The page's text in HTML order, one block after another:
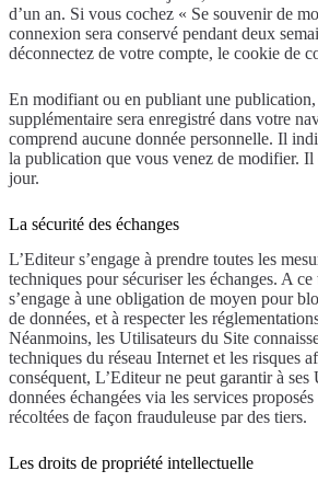
d’un an. Si vous cochez « Se souvenir de
connexion sera conservé pendant deux
déconnectez de votre compte, le cookie de
En modifiant ou en publiant une
supplémentaire sera enregistré dans votre
comprend aucune donnée personnelle. Il
la publication que vous venez de modifier. Il
jour.
La sécurité des échanges
L’Editeur s’engage à prendre toutes les
techniques pour sécuriser les échanges. A
s’engage à une obligation de moyen pour
de données, et à respecter les
Néanmoins, les Utilisateurs du Site
techniques du réseau Internet et les risques
conséquent, L’Editeur ne peut garantir à ses
données échangées via les services
récoltées de façon frauduleuse par des tiers.
Les droits de propriété intellectuelle